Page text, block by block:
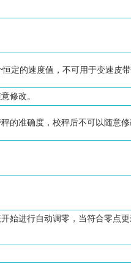
定的速度值，不可用于变速皮带
修改。
的准确度，校秤后不可以随意修
始进行自动调零，当符合零点